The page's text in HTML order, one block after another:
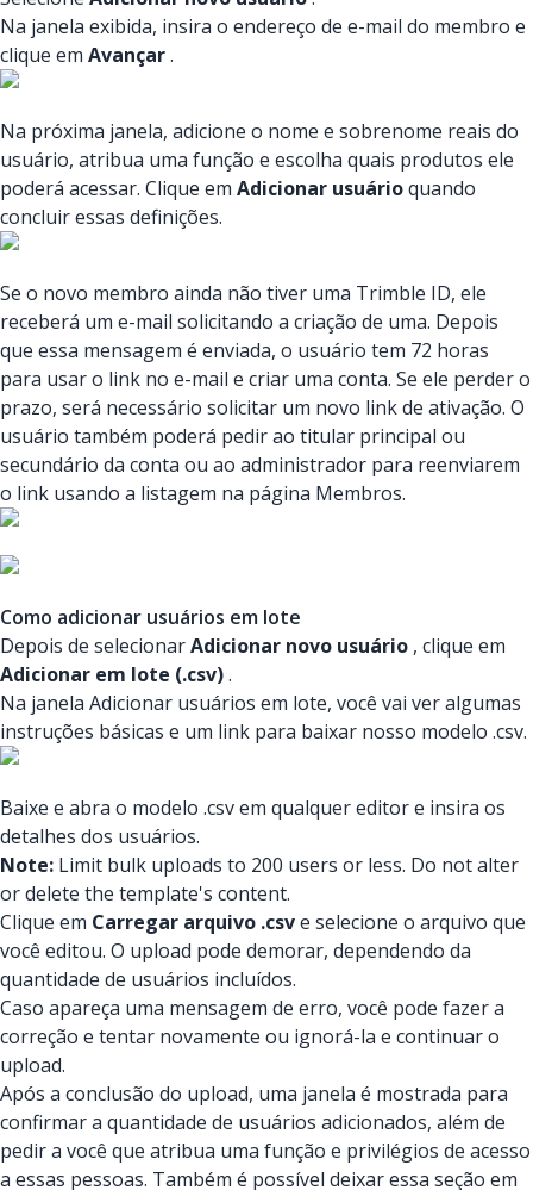
Na janela exibida, insira o endereço de e-mail do membro e
clique em Avançar.
Na próxima janela, adicione o nome e sobrenome reais do
usuário, atribua uma função e escolha quais produtos ele
poderá acessar. Clique em Adicionar usuárioquando
concluir essas definições.
Se o novo membro ainda não tiver uma Trimble ID, ele
receberá um e-mail solicitando a criação de uma. Depois
que essa mensagem é enviada, o usuário tem 72 horas
para usar o link no e-mail e criar uma conta. Se ele perder o
prazo, será necessário solicitar um novo link de ativação. O
usuário também poderá pedir ao titular principal ou
secundário da conta ou ao administrador para reenviarem
o link usando a listagem na página Membros.
Como adicionar usuários em lote
Depois de selecionarAdicionar novo usuário , clique em
Adicionar em lote (.csv).
Na janela Adicionar usuários em lote, você vai ver algumas
instruções básicas e um link para baixar nosso modelo .csv.
Baixe e abra o modelo .csv em qualquer editor e insira os
detalhes dos usuários.
Note: Limit bulk uploads to 200 users or less. Do not alter
or delete the template's content.
Clique em Carregar arquivo .csve selecione o arquivo que
você editou. O upload pode demorar, dependendo da
quantidade de usuários incluídos.
Caso apareça uma mensagem de erro, você pode fazer a
correção e tentar novamente ou ignorá-la e continuar o
upload.
Após a conclusão do upload, uma janela é mostrada para
confirmar a quantidade de usuários adicionados, além de
pedir a você que atribua uma função e privilégios de acesso
a essas pessoas. Também é possível deixar essa seção em